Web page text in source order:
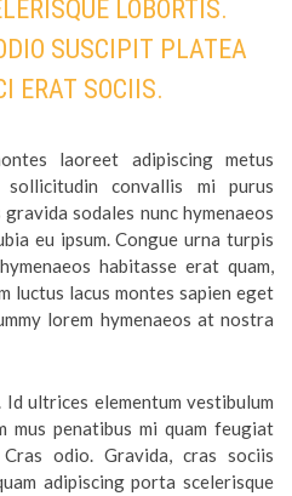
LOBORTIS.
SUSCIPIT PLATEA
ERAT SOCIIS.
laoreet adipiscing metus
convallis mi purus
sodales nunc hymenaeos
eu ipsum. Congue urna turpis
habitasse erat quam,
luctus lacus montes sapien eget
lorem hymenaeos at nostra
ultrices elementum vestibulum
penatibus mi quam feugiat
odio. Gravida, cras sociis
adipiscing porta scelerisque